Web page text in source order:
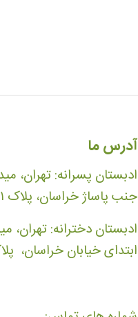
آدرس ما
ادبستان پسرانه: تهران،
جنب پاساژ خراسان، پلاک ۳۱
ادبستان دخترانه: تهران،
ابتدای خیابان خراسان، پلاک